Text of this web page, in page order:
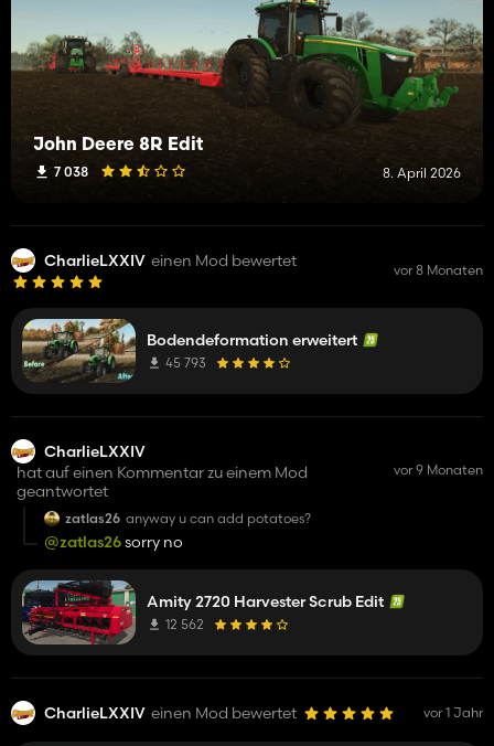
John Deere 8R Edit
7 038 8. April 2026
CharlieLXXIV einen Mod bewertet vor 8 Monaten
Bodendeformation erweitert
45 793
CharlieLXXIV
hat auf einen Kommentar zu einem Mod
geantwortet
vor 9 Monaten
zatlas26 anyway u can add potatoes?
@zatlas26sorry no
Amity 2720 Harvester Scrub Edit
12 562
CharlieLXXIV einen Mod bewertet vor 1 Jahr